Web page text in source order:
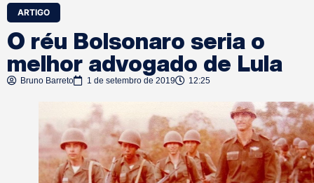
ARTIGO
O réu Bolsonaro seria o
melhor advogado de Lula
Bruno Barreto 1 de setembro de 2019 12:25